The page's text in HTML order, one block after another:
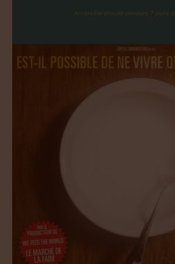
Accessible ensuite pendant 7 jours